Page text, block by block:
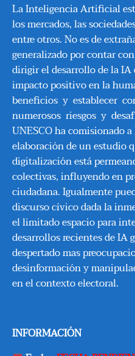
La Inteligencia Artificial
los mercados, las
entre otros. No es de
generalizado por contar
dirigir el desarrollo de la
impacto positivo en la
beneficios y establecer
numerosos riesgos y
UNESCO ha comisionado
elaboración de un estudio
digitalización está
colectivas, influyendo en
ciudadana. Igualmente
discurso cívico dada la
el limitado espacio para
desarrollos recientes de IA
despertado mas
desinformación y
en el contexto electoral.
INFORMACIÓN